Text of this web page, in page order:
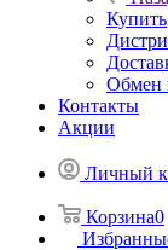
Купить
Обмен
Контакты
Акции
Личный
Корзина0